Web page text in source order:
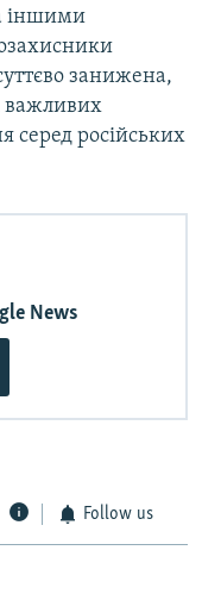
іншими
занижена,
важливих
серед російських
News
Follow us